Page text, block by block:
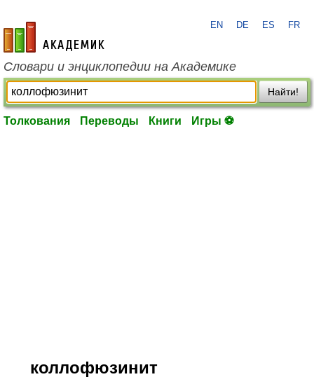
academic.ru
EN DE ES FR
Словари и энциклопедии на Академике
Найти!
Толкования Переводы Книги Игры ⚽
коллофюзинит